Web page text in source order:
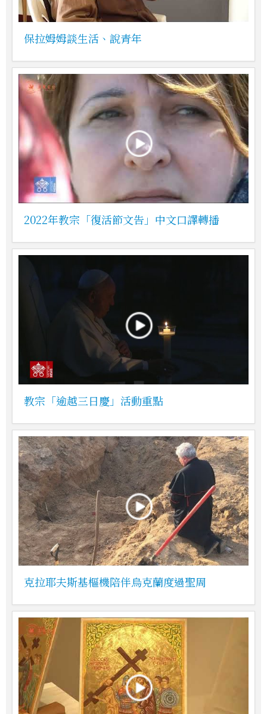
保拉姆姆談生活、說青年
2022年教宗「復活節文告」中文口譯轉播
教宗「逾越三日慶」活動重點
克拉耶夫斯基樞機陪伴烏克蘭度過聖周